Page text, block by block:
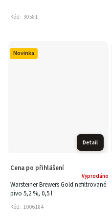
Kód: 30581
Novinka
Detail
Warsteiner Brewers Gold nefiltrované
pivo 5,2 %, 0,5 l
Vyprodáno
Cena po přihlášení
Kód: 1006184